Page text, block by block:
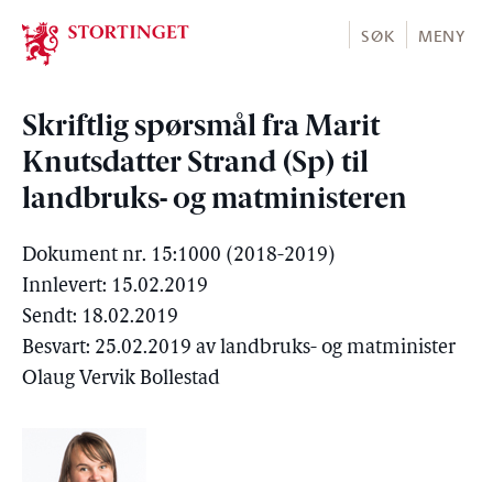
Stortinget.no
SØK MENY
Skriftlig spørsmål fra Marit
Knutsdatter Strand (Sp) til
landbruks- og matministeren
Dokument nr. 15:1000 (2018-2019)
Innlevert: 15.02.2019
Sendt: 18.02.2019
Besvart: 25.02.2019 av landbruks- og matminister
Olaug Vervik Bollestad